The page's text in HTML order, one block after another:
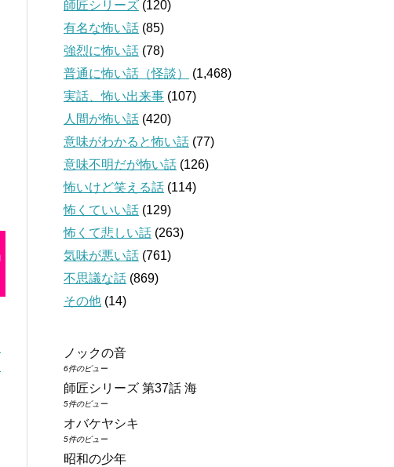
師匠シリーズ (120)
有名な怖い話 (85)
強烈に怖い話 (78)
普通に怖い話（怪談）
(1,468)
実話、怖い出来事 (107)
人間が怖い話 (420)
意味がわかると怖い話 (77)
意味不明だが怖い話 (126)
怖いけど笑える話 (114)
怖くていい話 (129)
怖くて悲しい話 (263)
気味が悪い話 (761)
不思議な話 (869)
その他 (14)
ノックの音
6件のビュー
師匠シリーズ 第37話 海
5件のビュー
オバケヤシキ
5件のビュー
昭和の少年